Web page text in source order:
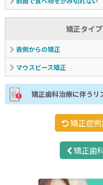
矯正タイ
表側からの矯正
マウスピース矯正
矯正歯科治療に伴うリ
矯正症
矯正歯